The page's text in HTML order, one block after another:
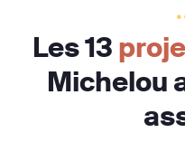
Les 13
Michelou